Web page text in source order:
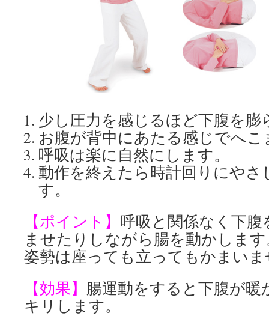
少し圧力を感じるほど下腹を膨
お腹が背中にあたる感じでへこ
呼吸は楽に自然にします。
動作を終えたら時計回りにや
す。
【ポイント】 呼吸と関係なく下
ませたりしながら腸を動かしま
姿勢は座っても立ってもかまい
【効果】 腸運動をすると下腹が
キリします。